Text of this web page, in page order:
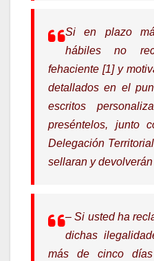
Si en plazo
hábiles no
fehaciente [1] y
detallados en el
escritos
preséntelos, junto
Delegación
sellaran y
– Si usted ha
dichas
más de cinco